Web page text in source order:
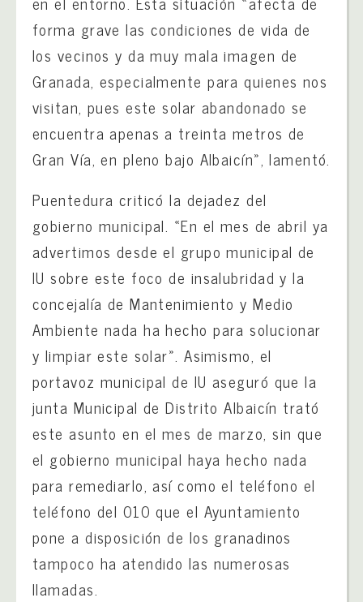
forma grave las condiciones de vida de
los vecinos y da muy mala imagen de
Granada, especialmente para quienes nos
visitan, pues este solar abandonado se
encuentra apenas a treinta metros de
Gran Vía, en pleno bajo Albaicín», lamentó.
Puentedura criticó la dejadez del
gobierno municipal. «En el mes de abril ya
advertimos desde el grupo municipal de
IU sobre este foco de insalubridad y la
concejalía de Mantenimiento y Medio
Ambiente nada ha hecho para solucionar
y limpiar este solar». Asimismo, el
portavoz municipal de IU aseguró que la
junta Municipal de Distrito Albaicín trató
este asunto en el mes de marzo, sin que
el gobierno municipal haya hecho nada
para remediarlo, así como el teléfono el
teléfono del 010 que el Ayuntamiento
pone a disposición de los granadinos
tampoco ha atendido las numerosas
llamadas.